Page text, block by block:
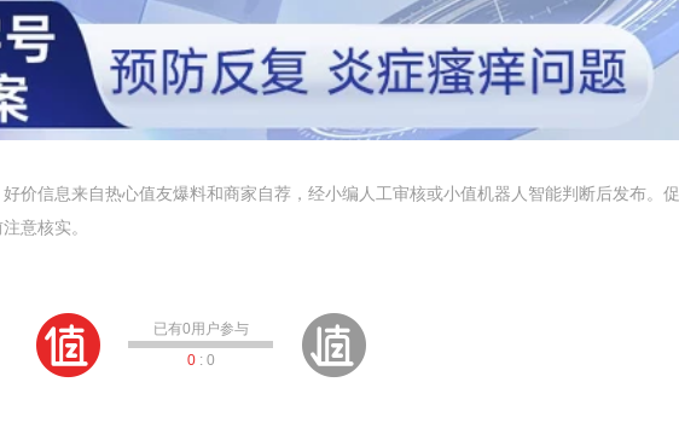
价信息来自热心值友爆料和商家自荐，经小编人工审核或小值机器人智能判断后发布。促
意核实。
已有0用户参与
0: 0